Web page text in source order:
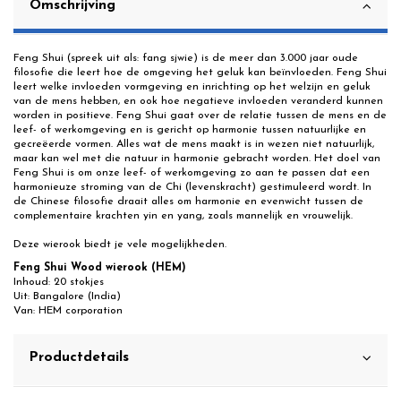
Omschrijving
Feng Shui (spreek uit als: fang sjwie) is de meer dan 3.000 jaar oude
filosofie die leert hoe de omgeving het geluk kan beïnvloeden. Feng Shui
leert welke invloeden vormgeving en inrichting op het welzijn en geluk
van de mens hebben, en ook hoe negatieve invloeden veranderd kunnen
worden in positieve. Feng Shui gaat over de relatie tussen de mens en de
leef- of werkomgeving en is gericht op harmonie tussen natuurlijke en
gecreëerde vormen. Alles wat de mens maakt is in wezen niet natuurlijk,
maar kan wel met die natuur in harmonie gebracht worden. Het doel van
Feng Shui is om onze leef- of werkomgeving zo aan te passen dat een
harmonieuze stroming van de Chi (levenskracht) gestimuleerd wordt. In
de Chinese filosofie draait alles om harmonie en evenwicht tussen de
complementaire krachten yin en yang, zoals mannelijk en vrouwelijk.
Deze wierook biedt je vele mogelijkheden.
Feng Shui Wood wierook (HEM)
Inhoud: 20 stokjes
Uit: Bangalore (India)
Van: HEM corporation
Productdetails